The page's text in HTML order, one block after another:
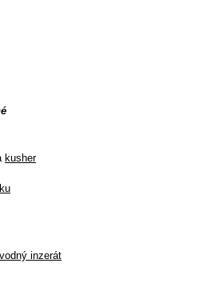
kusher
inzerát